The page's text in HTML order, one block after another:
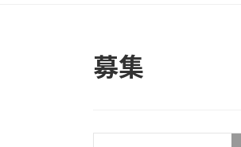
募集